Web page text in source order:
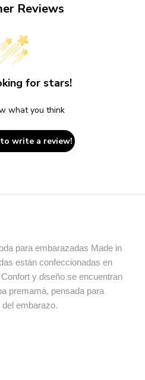
Reviews
for stars!
what you think
write a review!
para embarazadas Made in
están confeccionadas en
y diseño se encuentran
premamá, pensada para
embarazo.